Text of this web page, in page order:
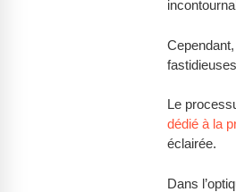
Le
dédié à la
éclairée.
Dans